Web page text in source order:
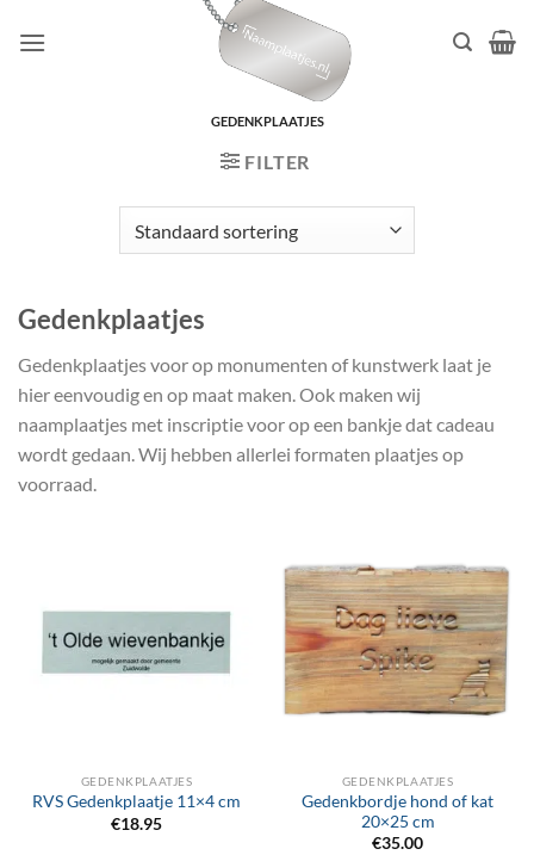
naar
GEDENKPLAATJES
FILTER
Gedenkplaatjes
Gedenkplaatjes voor op monumenten of kunstwerk laat je
hier eenvoudig en op maat maken. Ook maken wij
naamplaatjes met inscriptie voor op een bankje dat cadeau
wordt gedaan. Wij hebben allerlei formaten plaatjes op
voorraad.
GEDENKPLAATJES
RVS Gedenkplaatje 11×4 cm
€18.95
GEDENKPLAATJES
Gedenkbordje hond of kat
20×25 cm
€35.00